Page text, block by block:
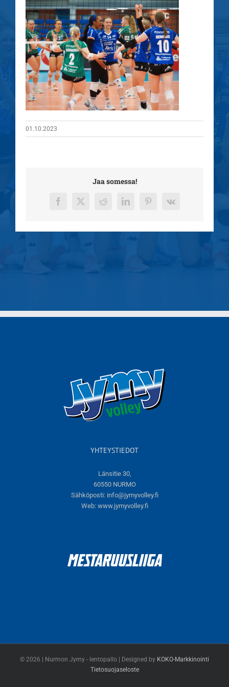
01.10.2023
Jaa somessa!
Facebook
X RedditLinkedInPinterest
Vk
YHTEYSTIEDOT
Länsitie 30,
60550 NURMO
Sähköposti: info@jymyvolley.fi
Web: www.jymyvolley.fi
© 2026 | Nurmon Jymy - lentopallo | Designed by KOKO-Markkinointi
Tietosuojaseloste